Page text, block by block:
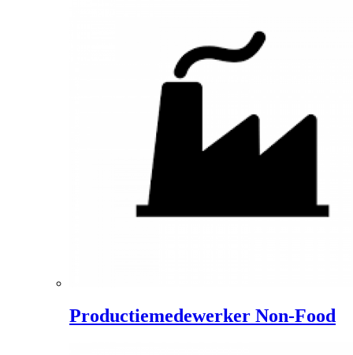
Productiemedewerker Non-Food